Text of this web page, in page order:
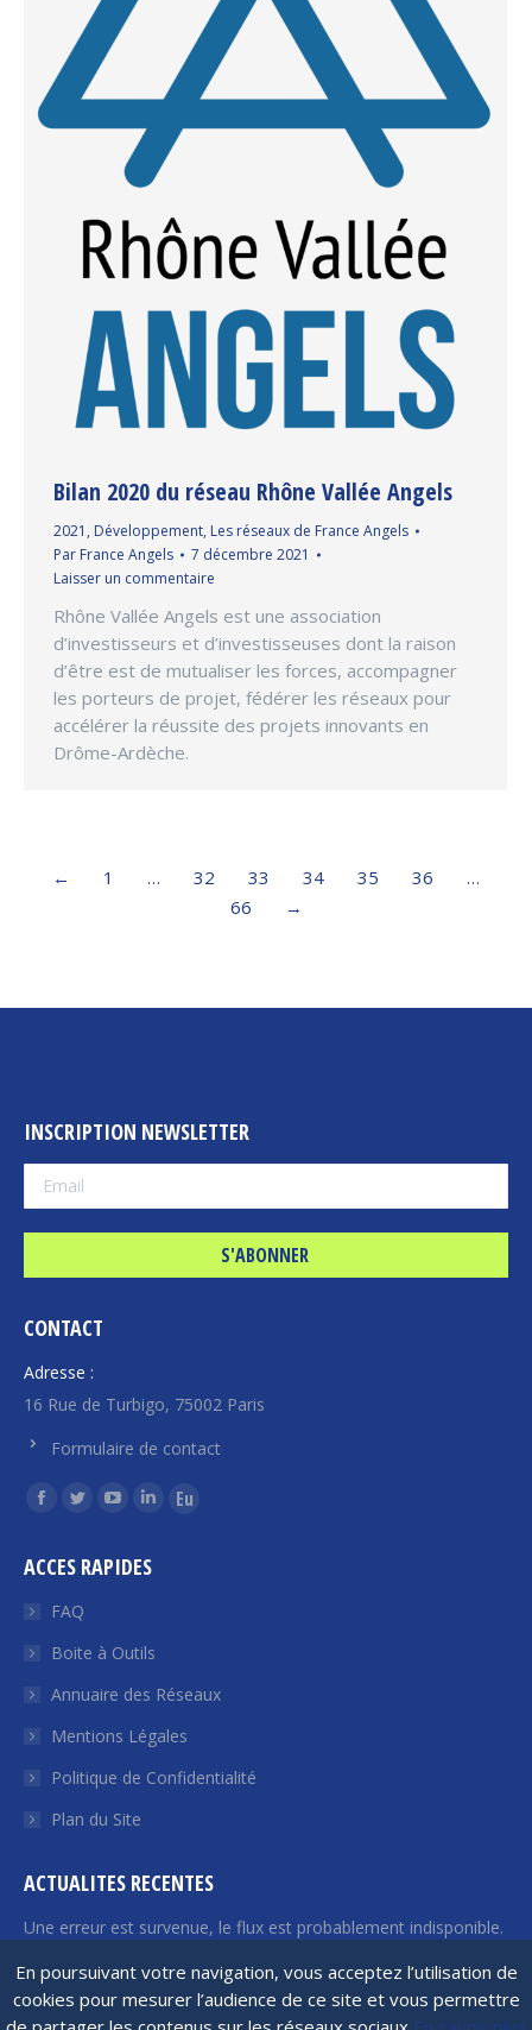
En poursuivant votre navigation, vous acceptez l’utilisation de
cookies pour mesurer l’audience de ce site et vous permettre
Bilan 2020 du réseau Rhône Vallée Angels
2021, Développement, Les réseaux de France Angels
Par France Angels
7 décembre 2021
Laisser un commentaire
Rhône Vallée Angels est une association
d’investisseurs et d’investisseuses dont la raison
d’être est de mutualiser les forces, accompagner
les porteurs de projet, fédérer les réseaux pour
accélérer la réussite des projets innovants en
Drôme-Ardèche.
← 1 … 32 33 34 35 36
…
66
→
INSCRIPTION NEWSLETTER
CONTACT
Adresse :
16 Rue de Turbigo, 75002 Paris
Formulaire de contact
Trouvez nous sur :
La
Facebook
s'ouvre
une
nouvelle
fenêtre
La
Twitter
s'ouvre
une
nouvelle
fenêtre
La
YouTube
une
nouvelle
fenêtre
La
LinkedIn
une
nouvelle
fenêtre
La
nouvelle
fenêtre
ACCES RAPIDES
FAQ
Boite à Outils
Annuaire des Réseaux
Mentions Légales
Politique de Confidentialité
Plan du Site
ACTUALITES RECENTES
Une erreur est survenue, le flux est probablement indisponible.